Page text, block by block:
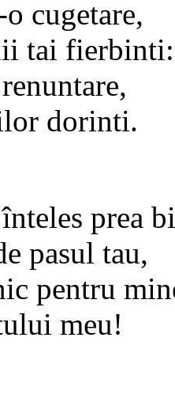
cugetare,
tai fierbinti:
dorinti.
prea
pasul tau,
pentru
meu!